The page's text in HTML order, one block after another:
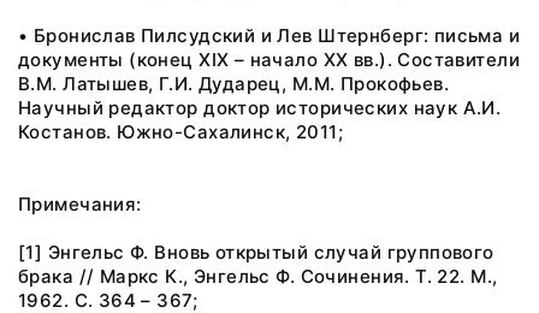
• Бронислав Пилсудский и Лев Штернберг: письма и
документы (конец XIX – начало XX вв.). Составители
В.М. Латышев, Г.И. Дударец, М.М. Прокофьев.
Научный редактор доктор исторических наук А.И.
Костанов. Южно-Сахалинск, 2011;
Примечания:
[1] Энгельс Ф. Вновь открытый случай группового
брака // Маркс К., Энгельс Ф. Сочинения. Т. 22. М.,
1962. С. 364 – 367;